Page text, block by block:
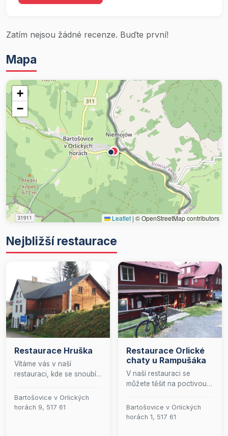
Zatím nejsou žádné recenze. Buďte první!
Mapa
+
−
Leaflet | © OpenStreetMap contributors
Nejbližší restaurace
Restaurace Hruška
Vítáme vás v naší
restauraci, kde se snoubí
uměním. Nabízíme pečlivě
sestavené menu, které
Bartošovice v Orlických
horách 9, 517 61
Restaurace Orlické
chaty u Rampušáka
V naší restauraci se
můžete těšit na poctivou a
je připravována s láskou a
péčí. Hrdě nabízíme
Bartošovice v Orlických
horách 1, 517 61